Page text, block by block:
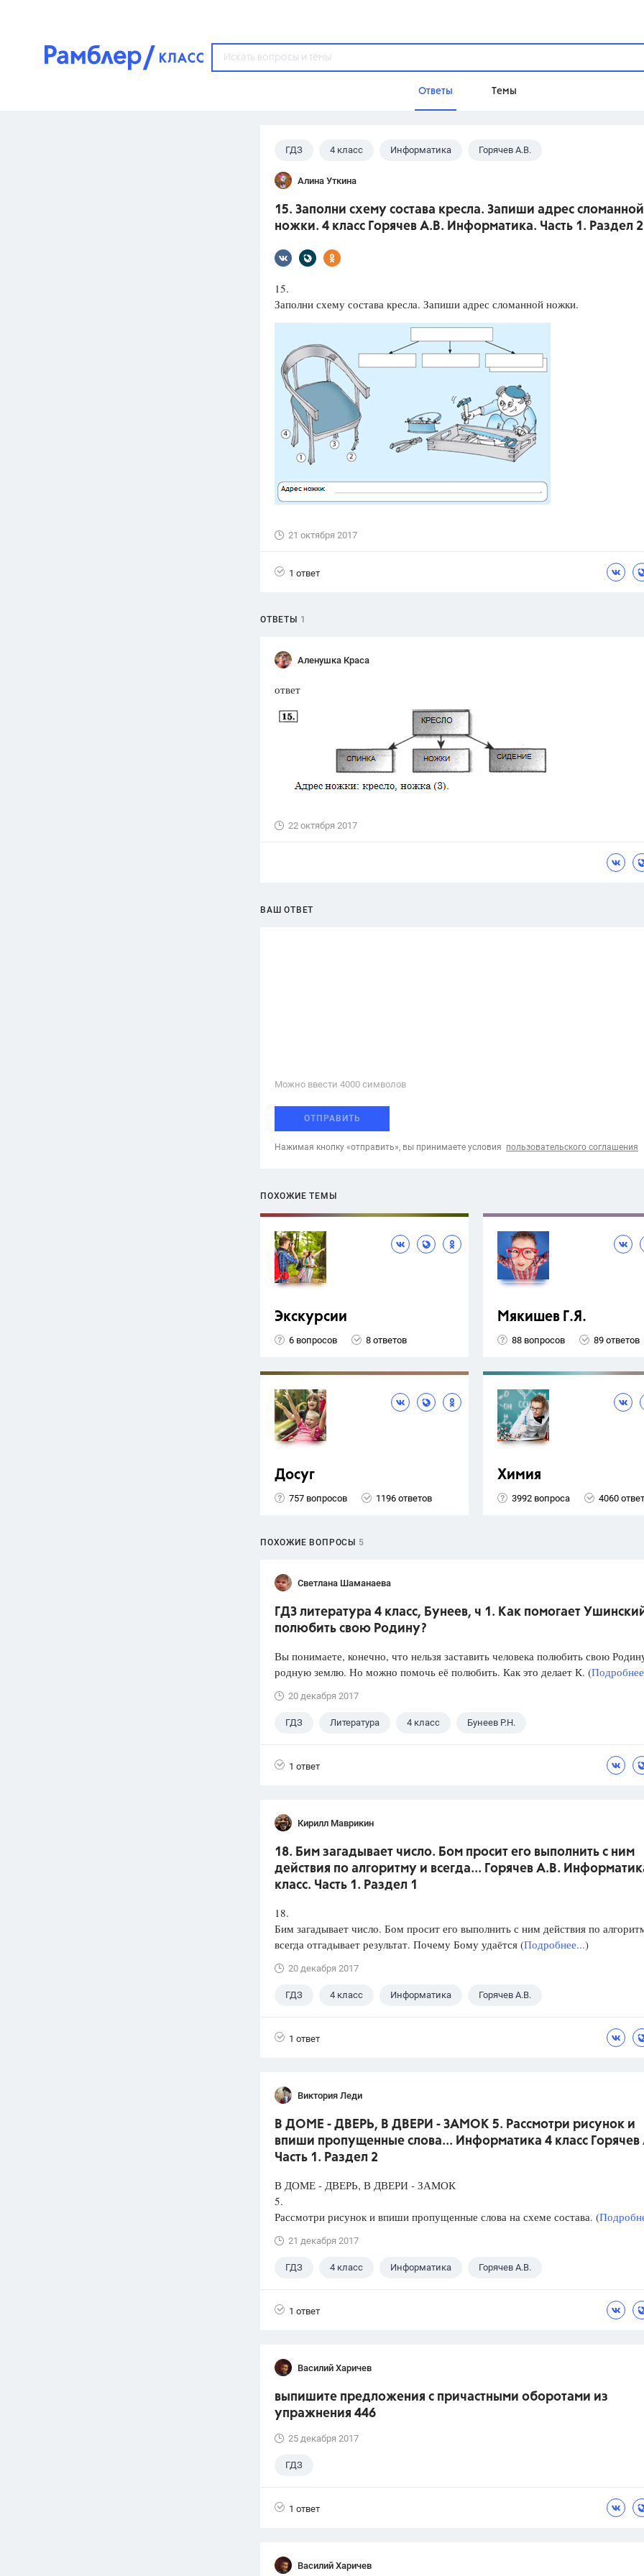
Ответы Темы
Популярные темы
ГДЗ
ОГЭ
ФИПИ
ответа
Олимпиады
ответа
Spotlight
ответ
ответов
Домашнее задание
Разумовская М.М., Габриелян
Рудзитис Г.Е.,Цыбулько И.П.,
Психология
Отношения,
ПОКАЗАТЬ ВСЕ
ГДЗ 4 класс Информатика Горячев А.В.
Алина Уткина
15. Заполни схему состава кресла. Запиши адрес сломанной
ножки. 4 класс Горячев А.В. Информатика. Часть 1. Раздел 2
15.
Заполни схему состава кресла. Запиши адрес сломанной ножки.
21 октября 2017
1 ответ
ОТВЕТЫ 1
Аленушка Краса
ответ
22 октября 2017
ВАШ ОТВЕТ
Можно ввести 4000 cимволов
ОТПРАВИТЬ
Нажимая кнопку «отправить», вы принимаете условия пользовательского соглашения
ПОХОЖИЕ ТЕМЫ
Экскурсии
6 вопросов 8 ответов
Мякишев Г.Я.
88 вопросов 89 ответов
Досуг
757 вопросов 1196 ответов
Химия
3992 вопроса 4060
ПОХОЖИЕ ВОПРОСЫ 5
Светлана Шаманаева
ГДЗ литература 4 класс, Бунеев, ч 1. Как помогает
полюбить свою Родину?
Вы понимаете, конечно, что нельзя заставить человека полюбить свою
родную землю. Но можно помочь её полюбить. Как это делает К. (
20 декабря 2017
ГДЗ Литература 4 класс Бунеев Р.Н.
1 ответ
Кирилл Маврикин
18. Бим загадывает число. Бом просит его выполнить с ним
действия по алгоритму и всегда... Горячев А.В.
класс. Часть 1. Раздел 1
18.
Бим загадывает число. Бом просит его выполнить с ним действия по
всегда отгадывает результат. Почему Бому удаётся (Подробнее...)
20 декабря 2017
ГДЗ 4 класс Информатика Горячев А.В.
1 ответ
Виктория Леди
В ДОМЕ - ДВЕРЬ, В ДВЕРИ - ЗАМОК 5. Рассмотри рисунок и
впиши пропущенные слова... Информатика 4 класс Горячев
Часть 1. Раздел 2
В ДОМЕ - ДВЕРЬ, В ДВЕРИ - ЗАМОК
5.
Рассмотри рисунок и впиши пропущенные слова на схеме состава. (
21 декабря 2017
ГДЗ 4 класс Информатика Горячев А.В.
1 ответ
Василий Харичев
выпишите предложения с причастными оборотами из
упражнения 446
25 декабря 2017
ГДЗ
1 ответ
Василий Харичев